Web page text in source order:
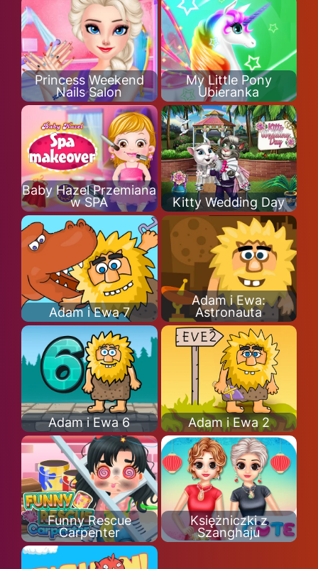
Princess Weekend
Nails Salon
My Little Pony
Ubieranka
Baby Hazel Przemiana
w SPA
Kitty Wedding Day
Adam i Ewa 7
Adam i Ewa:
Astronauta
Adam i Ewa 6 Adam i Ewa 2
Funny Rescue
Carpenter
Księżniczki z
Szanghaju